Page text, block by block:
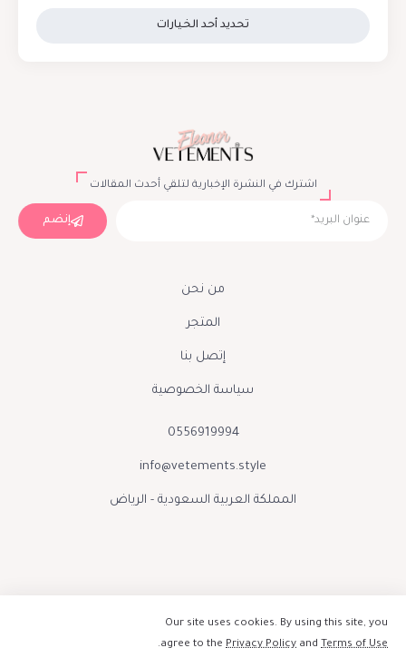
تحديد أحد الخيارات
اشترك في النشرة الإخبارية لتلقي أحدث المقالات
إنضم
من نحن
المتجر
إتصل بنا
سياسة الخصوصية
0556919994
info@vetements.style
المملكة العربية السعودية - الرياض
Our site uses cookies. By using this site, you
agree to the Privacy Policy and Terms of Use
.